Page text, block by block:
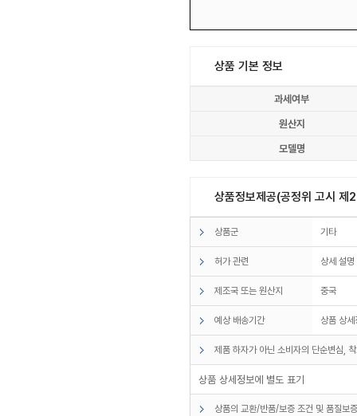
상품 기본 정보
과세여부
원산지
모델명
상품정보제공(공정위 고시
상품군 기타
허가 관련 상세 설
제조국 또는 원산지 중국
예상 배송기간 상품 상
제품 하자가 아닌 소비자의 단순변심,
상품 상세정보에 별도 표기
상품의 교환/반품/보증 조건 및 품질보